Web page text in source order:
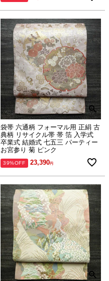
袋帯 六通柄 フォーマル用 正絹 古
典柄 リサイクル帯 帯 箔 入学式
卒業式 結婚式 七五三 パーティー
お宮参り 菊 ピンク
39%OFF 23,390